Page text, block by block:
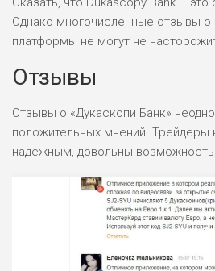
Однако многочисленные отзывы о
платформы не могут не
Отзывы
Отзывы о «Дукаскопи Банк»
положительных мнений. Трейдеры
надежным, довольны